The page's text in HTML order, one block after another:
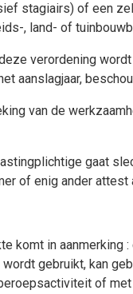
stagiairs) of een
, land- of
verordening
aanslagjaar,
van de
gaat
of enig ander
komt in
gebruikt, kan
of